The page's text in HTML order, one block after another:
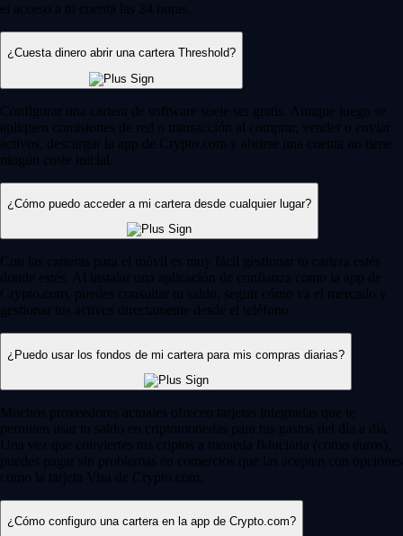
el acceso a tu cuenta las 24 horas.
¿Cuesta dinero abrir una cartera Threshold?
Configurar una cartera de software suele ser gratis. Aunque luego se
apliquen comisiones de red o transacción al comprar, vender o enviar
activos, descargar la app de Crypto.com y abrirse una cuenta no tiene
ningún coste inicial.
¿Cómo puedo acceder a mi cartera desde cualquier lugar?
Con las carteras para el móvil es muy fácil gestionar tu cartera estés
donde estés. Al instalar una aplicación de confianza como la app de
Crypto.com, puedes consultar tu saldo, seguir cómo va el mercado y
gestionar tus activos directamente desde el teléfono.
¿Puedo usar los fondos de mi cartera para mis compras diarias?
Muchos proveedores actuales ofrecen tarjetas integradas que te
permiten usar tu saldo en criptomonedas para tus gastos del día a día.
Una vez que conviertes tus criptos a moneda fiduciaria (como euros),
puedes pagar sin problemas en comercios que las acepten con opciones
como la tarjeta Visa de Crypto.com.
¿Cómo configuro una cartera en la app de Crypto.com?